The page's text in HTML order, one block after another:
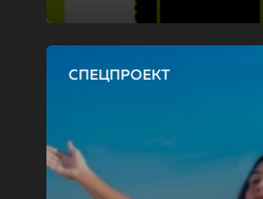
СПЕЦПРОЕКТ